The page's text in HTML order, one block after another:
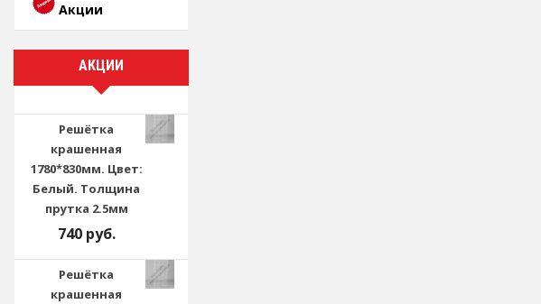
Акции
АКЦИИ
Решётка
крашенная
1780*830мм. Цвет:
Белый. Толщина
прутка 2.5мм
740 руб.
Решётка
крашенная